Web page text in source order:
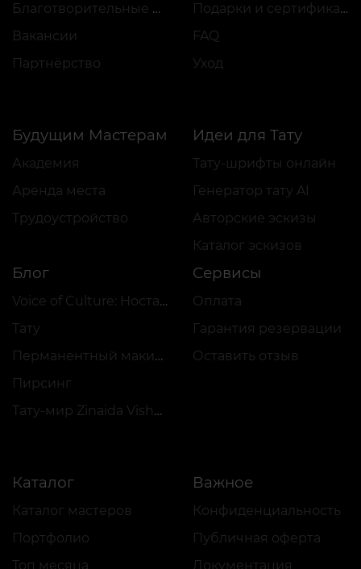
Благотворительные проекты
Вакансии
Партнёрство
Подарки и сертификаты
FAQ
Уход
Будущим Мастерам
Академия
Аренда места
Трудоустройство
Идеи для Тату
Тату-шрифты онлайн
Генератор тату AI
Авторские эскизы
Каталог эскизов
Блог
Voice of Culture: Ностальгия по 2000-м
Тату
Перманентный макияж
Пирсинг
Тату-мир Zinaida Vishenka
Сервисы
Оплата
Гарантия резервации
Оставить отзыв
Каталог
Каталог мастеров
Портфолио
Топ месяца
Важное
Конфиденциальность
Публичная оферта
Документация